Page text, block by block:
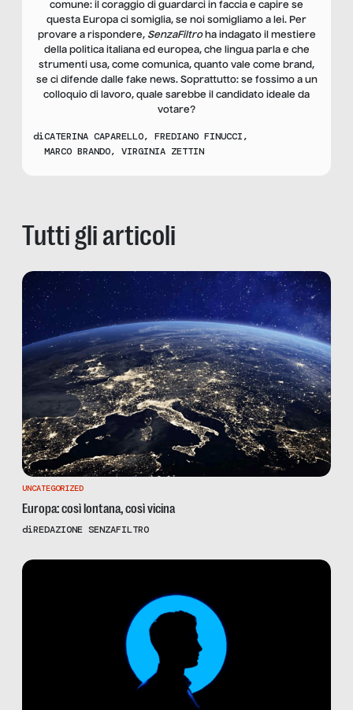
comune: il coraggio di guardarci in faccia e capire se
questa Europa ci somiglia, se noi somigliamo a lei. Per
provare a rispondere, SenzaFiltroha indagato il mestiere
della politica italiana ed europea, che lingua parla e che
strumenti usa, come comunica, quanto vale come brand,
se ci difende dalle fake news. Soprattutto: se fossimo a un
colloquio di lavoro, quale sarebbe il candidato ideale da
votare?
diCATERINA CAPARELLO, FREDIANO FINUCCI,
MARCO BRANDO, VIRGINIA ZETTIN
Tutti gli articoli
UNCATEGORIZED
Europa: così lontana, così vicina
diREDAZIONE SENZAFILTRO